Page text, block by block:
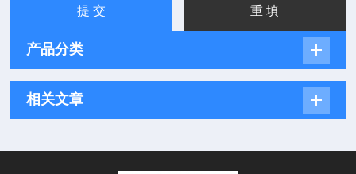
产品分类
相关文章